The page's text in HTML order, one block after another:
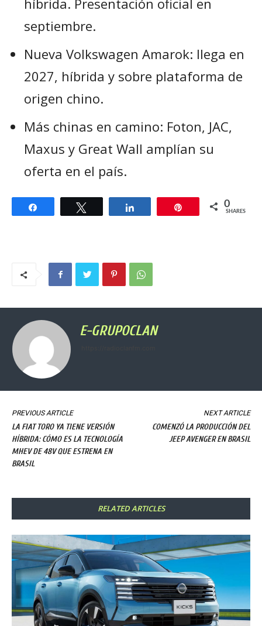
septiembre.
Nueva Volkswagen Amarok: llega en
2027, híbrida y sobre plataforma de
origen chino.
Más chinas en camino: Foton, JAC,
Maxus y Great Wall amplían su
oferta en el país.
0
SHARES
E-GRUPOCLAN
PREVIOUS ARTICLE
LA FIAT TORO YA TIENE VERSIÓN
HÍBRIDA: CÓMO ES LA TECNOLOGÍA
MHEV DE 48V QUE ESTRENA EN
BRASIL
NEXT ARTICLE
COMENZÓ LA PRODUCCIÓN DEL
JEEP AVENGER EN BRASIL
RELATED ARTICLES